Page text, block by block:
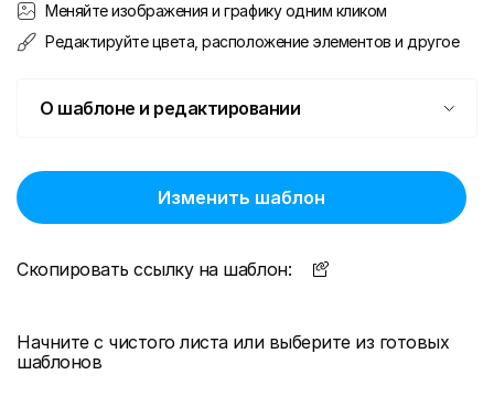
Меняйте изображения и графику одним кликом
Редактируйте цвета, расположение элементов и другое
О шаблоне и редактировании
Изменить шаблон
Скопировать ссылку на шаблон:
Начните с чистого листа или выберите из готовых
шаблонов